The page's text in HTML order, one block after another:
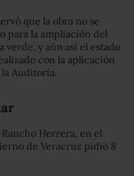
que la obra no se
para la ampliación del
verde, y aún así el estado
con la aplicación
Auditoría.
Herrera, en el
de Veracruz pidió 8